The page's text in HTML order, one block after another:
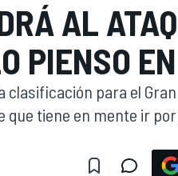
AL
PIENSO
clasificación para el
que tiene en mente ir